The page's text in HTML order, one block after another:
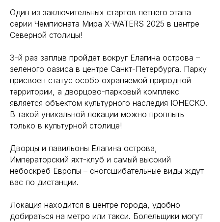
Один из заключительных стартов летнего этапа
серии Чемпионата Мира X-WATERS 2025 в центре
Северной столицы!
3-й раз заплыв пройдет вокруг Елагина острова –
зеленого оазиса в центре Санкт-Петербурга. Парку
присвоен статус особо охраняемой природной
территории, а дворцово-парковый комплекс
является объектом культурного наследия ЮНЕСКО.
В такой уникальной локации можно проплыть
только в культурной столице!
Дворцы и павильоны Елагина острова,
Императорский яхт-клуб и самый высокий
небоскреб Европы – сногcшибательные виды ждут
вас по дистанции.
Локация находится в центре города, удобно
добираться на метро или такси. Болельщики могут